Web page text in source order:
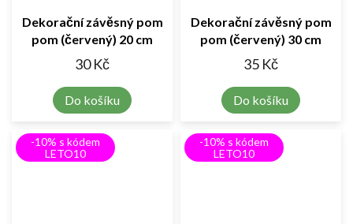
Dekorační závěsný pom
pom (červený) 20 cm
30 Kč
Do košíku
Dekorační závěsný pom
pom (červený) 30 cm
35 Kč
Do košíku
-10% s kódem
LETO10
-10% s kódem
LETO10